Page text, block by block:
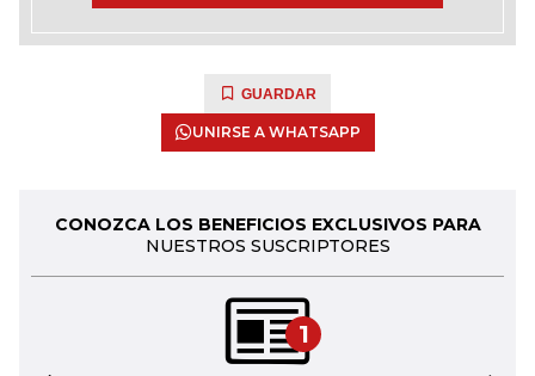
GUARDAR
UNIRSE A WHATSAPP
CONOZCA LOS BENEFICIOS EXCLUSIVOS PARA
NUESTROS SUSCRIPTORES
1